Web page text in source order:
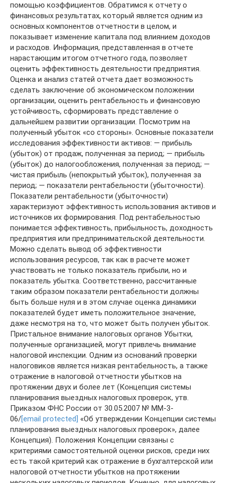
помощью коэффициентов. Обратимся к отчету о
финансовых результатах, который является одним из
основных компонентов отчетности в целом, и
показывает изменение капитала под влиянием доходов
и расходов. Информация, представленная в отчете
нарастающим итогом отчетного года, позволяет
оценить эффективность деятельности предприятия.
Оценка и анализ статей отчета дает возможность
сделать заключение об экономическом положении
организации, оценить рентабельность и финансовую
устойчивость, сформировать представление о
дальнейшем развитии организации. Посмотрим на
полученный убыток «со стороны». Основные показатели
исследования эффективности активов: — прибыль
(убыток) от продаж, полученная за период; — прибыль
(убыток) до налогообложения, полученная за период; —
чистая прибыль (непокрытый убыток), полученная за
период; — показатели рентабельности (убыточности).
Показатели рентабельности (убыточности)
характеризуют эффективность использования активов и
источников их формирования. Под рентабельностью
понимается эффективность, прибыльность, доходность
предприятия или предпринимательской деятельности.
Можно сделать вывод об эффективности
использования ресурсов, так как в расчете может
участвовать не только показатель прибыли, но и
показатель убытка. Соответственно, рассчитанные
таким образом показатели рентабельности должны
быть больше нуля и в этом случае оценка динамики
показателей будет иметь положительное значение,
даже несмотря на то, что может быть получен убыток.
Пристальное внимание налоговых органов Убытки,
полученные организацией, могут привлечь внимание
налоговой инспекции. Одним из оснований проверки
налоговиков является низкая рентабельность, а также
отражение в налоговой отчетности убытков на
протяжении двух и более лет (Концепция системы
планирования выездных налоговых проверок, утв.
Приказом ФНС России от 30.05.2007 № ММ-3-
06/[email protected] «Об утверждении Концепции системы
планирования выездных налоговых проверок», далее
Концепция). Положения Концепции связаны с
критериями самостоятельной оценки рисков, среди них
есть такой критерий как отражение в бухгалтерской или
налоговой отчетности убытков на протяжении